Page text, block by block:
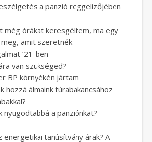
a panzió reggelizőjében
még órákat keresgéltem, ma egy
amit szeretnék
’21-ben
van szükséged?
BP környékén jártam
hozzá álmaink túrabakancsához
nyugodtabbá a panziónkat?
energetikai tanúsítvány árak? A